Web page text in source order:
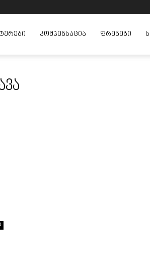
ᲢᲣᲠᲔᲑᲘ ᲙᲝᲛᲞᲔᲜᲡᲐᲪᲘᲐ ᲤᲠᲔᲜᲔᲑᲘ